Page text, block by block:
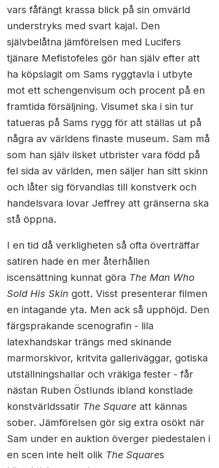
vars fåfängt krassa blick på sin omvärld
understryks med svart kajal. Den
självbelåtna jämförelsen med Lucifers
tjänare Mefistofeles gör han själv efter att
ha köpslagit om Sams ryggtavla i utbyte
mot ett schengenvisum och procent på en
framtida försäljning. Visumet ska i sin tur
tatueras på Sams rygg för att ställas ut på
några av världens finaste museum. Sam må
som han själv ilsket utbrister vara född på
fel sida av världen, men säljer han sitt skinn
och låter sig förvandlas till konstverk och
handelsvara lovar Jeffrey att gränserna ska
stå öppna.
I en tid då verkligheten så ofta överträffar
satiren hade en mer återhållen
iscensättning kunnat göra The Man Who
Sold His Skin gott. Visst presenterar filmen
en intagande yta. Men ack så upphöjd. Den
färgsprakande scenografin - lila
latexhandskar trängs med skinande
marmorskivor, kritvita galleriväggar, gotiska
utställningshallar och vräkiga fester - får
nästan Ruben Östlunds ibland konstlade
konstvärldssatir The Square att kännas
sober. Jämförelsen gör sig extra osökt när
Sam under en auktion överger piedestalen i
en scen inte helt olik The Squares